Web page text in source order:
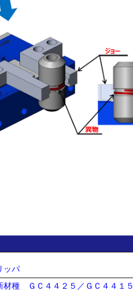
ッパ
材種 ＧＣ４４２５／ＧＣ４４１